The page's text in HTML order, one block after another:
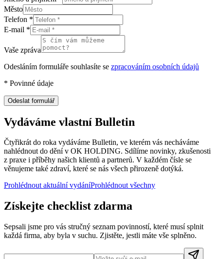
Město
Telefon *
E-mail *
Vaše zpráva
Odesláním formuláře souhlasíte se zpracováním osobních údajů
* Povinné údaje
Odeslat formulář
Vydáváme vlastní Bulletin
Čtyřikrát do roka vydáváme Bulletin, ve kterém vás necháváme
nahlédnout do dění v OK HOLDING. Sdílíme novinky, zkušenosti
z praxe i příběhy našich klientů a partnerů. V každém čísle se
věnujeme také zdraví, které se nás všech přirozeně dotýká.
Prohlédnout aktuální vydáníProhlédnout všechny
Získejte checklist zdarma
Sepsali jsme pro vás stručný seznam povinností, které musí splnit
každá firma, aby byla v suchu. Zjistěte, jestli máte vše splněno.